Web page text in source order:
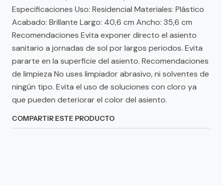
Especificaciones Uso: Residencial Materiales: Plástico
Acabado: Brillante Largo: 40,6 cm Ancho: 35,6 cm
Recomendaciones Evita exponer directo el asiento
sanitario a jornadas de sol por largos periodos. Evita
pararte en la superficie del asiento. Recomendaciones
de limpieza No uses limpiador abrasivo, ni solventes de
ningún tipo. Evita el uso de soluciones con cloro ya
que pueden deteriorar el color del asiento.
COMPARTIR ESTE PRODUCTO